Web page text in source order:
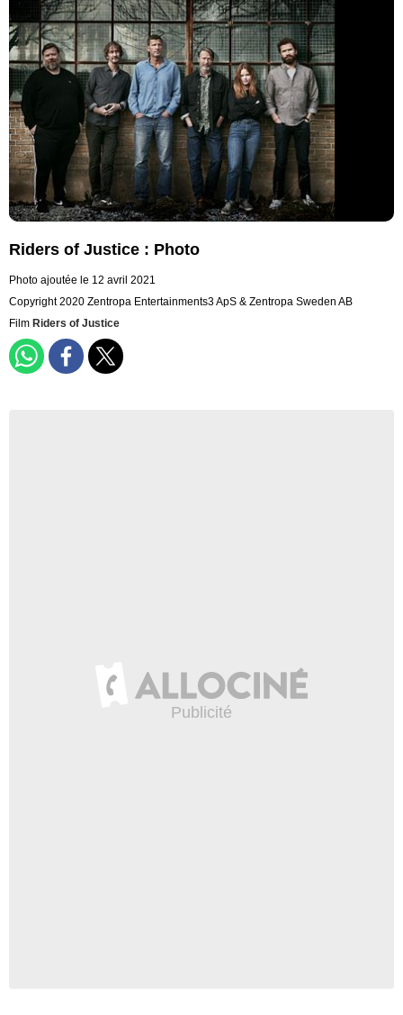
Riders of Justice : Photo
Photo ajoutée le 12 avril 2021
Copyright 2020 Zentropa Entertainments3 ApS & Zentropa Sweden AB
Film Riders of Justice